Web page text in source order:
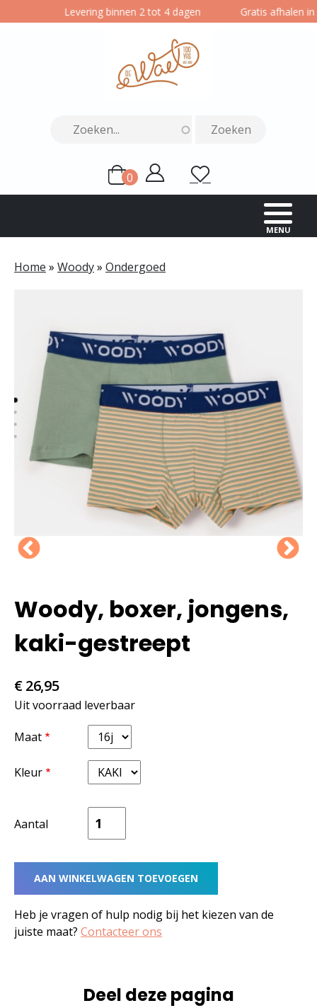
en
Levering binnen 2 tot 4 dagen Gratis afhalen in
0
itemsGebruikersmenu
Mijn
Wensenlijst
MENU
Home Woody Ondergoed
Woody, boxer, jongens,
kaki-gestreept
€ 26,95
Uit voorraad leverbaar
Maat
Kleur
Aantal
Heb je vragen of hulp nodig bij het kiezen van de
juiste maat? Contacteer ons
Deel deze pagina